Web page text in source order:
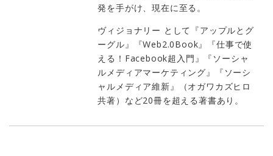
発を手がけ、現在に至る。
ヴィジョナリー として『アップルとグ
ーグル』『Web2.0Book』『仕事で使
える！Facebook超入門』『ソーシャ
ルメディアマーケティング』『ソーシ
ャルメディア維新』（オガワカズヒロ
共著）など20冊を超える著書あり。